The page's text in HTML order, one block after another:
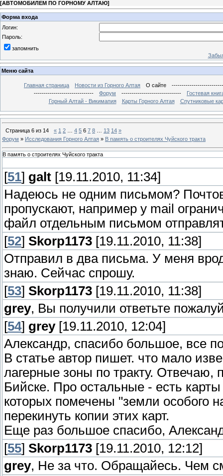
[АВТОМОБИЛЕМ ПО ГОРНОМУ АЛТАЮ]
Форма входа
Логин:
Пароль:
запомнить
Меню сайта
Главная страница Новости из Горного Алтая О сайте
------------------------------
Форум ------------------------------
Гостевая
Горный Алтай - Викимапия
Карты Горного Алтая Спутниковые
Страница 6 из 14 « 1 2 4 5 6 7 8 13 14 »
Форум » Исследования Горного Алтая » В память о строителях Чуйского тракта
В память о строителях Чуйского тракта
[51] galt [19.11.2010, 11:34]
Надеюсь не одним письмом?
пропускают, например у mail
файл отдельным письмом
[52] Skorp1173 [19.11.2010, 11:38]
Отправил в два письма. У меня
знаю. Сейчас спрошу.
[53] Skorp1173 [19.11.2010, 11:38]
grey, Вы получили ответьте
[54] grey[19.11.2010, 12:04]
Александр, спасибо большое, все
В статье автор пишет. что мало
лагерные зоны по тракту. Отвечаю,
Бийске. Про остальные - есть
которых помечены "земли особого
перекинуть копии этих карт.
Еще раз большое спасибо,
[55] Skorp1173 [19.11.2010, 12:12]
grey, Не за что. Обращайесь. Чем